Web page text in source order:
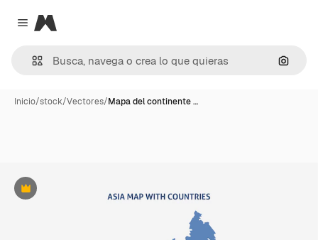
Close menu
Magnific
Inicio/stock/Vectores/Mapa del continente …
Premium